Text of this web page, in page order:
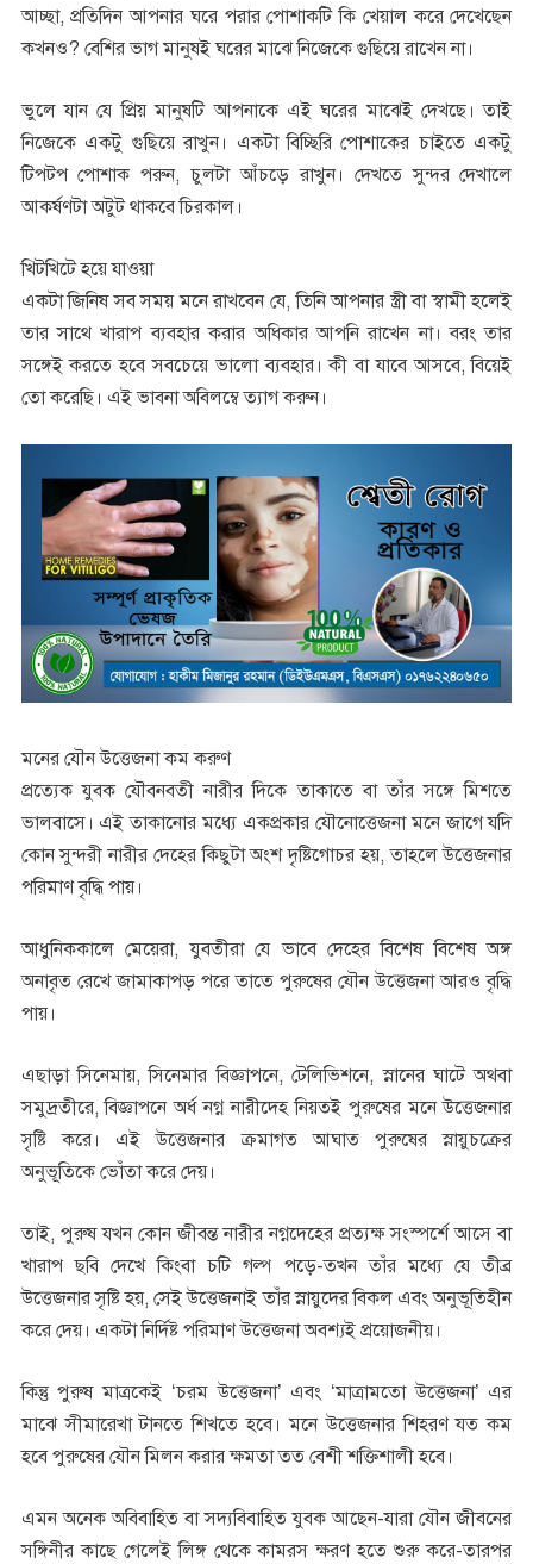
আচ্ছা, প্রতিদিন আপনার ঘরে পরার পোশাকটি কি খেয়াল করে দেখেছেন
কখনও? বেশির ভাগ মানুষই ঘরের মাঝে নিজেকে গুছিয়ে রাখেন না।
ভুলে যান যে প্রিয় মানুষটি আপনাকে এই ঘরের মাঝেই দেখছে। তাই
নিজেকে একটু গুছিয়ে রাখুন। একটা বিচ্ছিরি পোশাকের চাইতে একটু
টিপটপ পোশাক পরুন, চুলটা আঁচড়ে রাখুন। দেখতে সুন্দর দেখালে
আকর্ষণটা অটুট থাকবে চিরকাল।
খিটখিটে হয়ে যাওয়া
একটা জিনিষ সব সময় মনে রাখবেন যে, তিনি আপনার স্ত্রী বা স্বামী হলেই
তার সাথে খারাপ ব্যবহার করার অধিকার আপনি রাখেন না। বরং তার
সঙ্গেই করতে হবে সবচেয়ে ভালো ব্যবহার। কী বা যাবে আসবে, বিয়েই
তো করেছি। এই ভাবনা অবিলম্বে ত্যাগ করুন।
মনের যৌন উত্তেজনা কম করুণ
প্রত্যেক যুবক যৌবনবতী নারীর দিকে তাকাতে বা তাঁর সঙ্গে মিশতে
ভালবাসে। এই তাকানোর মধ্যে একপ্রকার যৌনোত্তেজনা মনে জাগে যদি
কোন সুন্দরী নারীর দেহের কিছুটা অংশ দৃষ্টিগোচর হয়, তাহলে উত্তেজনার
পরিমাণ বৃদ্ধি পায়।
আধুনিককালে মেয়েরা, যুবতীরা যে ভাবে দেহের বিশেষ বিশেষ অঙ্গ
অনাবৃত রেখে জামাকাপড় পরে তাতে পুরুষের যৌন উত্তেজনা আরও বৃদ্ধি
পায়।
এছাড়া সিনেমায়, সিনেমার বিজ্ঞাপনে, টেলিভিশনে, স্নানের ঘাটে অথবা
সমুদ্রতীরে, বিজ্ঞাপনে অর্ধ নগ্ন নারীদেহ নিয়তই পুরুষের মনে উত্তেজনার
সৃষ্টি করে। এই উত্তেজনার ক্রমাগত আঘাত পুরুষের স্নায়ুচক্রের
অনুভূতিকে ভোঁতা করে দেয়।
তাই, পুরুষ যখন কোন জীবন্ত নারীর নগ্নদেহের প্রত্যক্ষ সংস্পর্শে আসে বা
খারাপ ছবি দেখে কিংবা চটি গল্প পড়ে-তখন তাঁর মধ্যে যে তীব্র
উত্তেজনার সৃষ্টি হয়, সেই উত্তেজনাই তাঁর স্নায়ুদের বিকল এবং অনুভূতিহীন
করে দেয়। একটা নির্দিষ্ট পরিমাণ উত্তেজনা অবশ্যই প্রয়োজনীয়।
কিন্তু পুরুষ মাত্রকেই ‘চরম উত্তেজনা’ এবং ‘মাত্রামতো উত্তেজনা’ এর
মাঝে সীমারেখা টানতে শিখতে হবে। মনে উত্তেজনার শিহরণ যত কম
হবে পুরুষের যৌন মিলন করার ক্ষমতা তত বেশী শক্তিশালী হবে।
এমন অনেক অবিবাহিত বা সদ্যবিবাহিত যুবক আছেন-যারা যৌন জীবনের
সঙ্গিনীর কাছে গেলেই লিঙ্গ থেকে কামরস ক্ষরণ হতে শুরু করে-তারপর